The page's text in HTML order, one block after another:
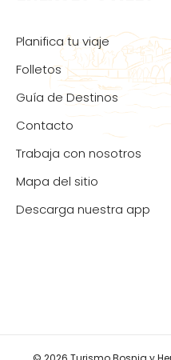
Planifica tu viaje
Folletos
Guía de Destinos
Contacto
Trabaja con nosotros
Mapa del sitio
Descarga nuestra app